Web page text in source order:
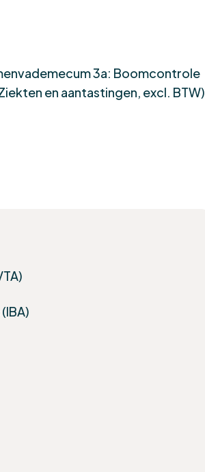
3a: Boomcontrole
en aantastingen, excl. BTW)